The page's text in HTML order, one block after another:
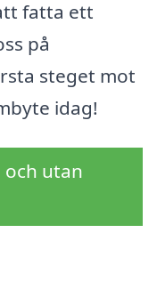
fatta ett
på
steget mot
idag!
och utan